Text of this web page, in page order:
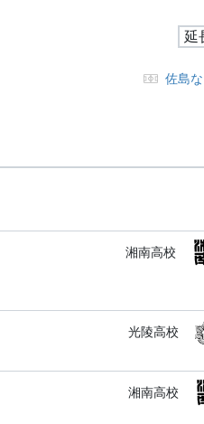
延
佐島
湘南高校
光陵高校
湘南高校